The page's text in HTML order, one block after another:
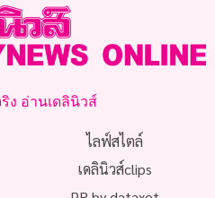
ง อ่านเดลินิวส์
ไลฟ์สไตล์
เดลินิวส์clips